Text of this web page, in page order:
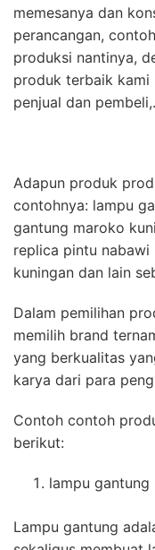
memesanya dan
perancangan,
produksi nantinya,
produk terbaik kami
penjual dan pembeli,.
Adapun produk
contohnya: lampu
gantung maroko
replica pintu nabawi
kuningan dan lain
Dalam pemilihan
memilih brand
yang berkualitas
karya dari para
Contoh contoh
berikut:
lampu gantung
Lampu gantung